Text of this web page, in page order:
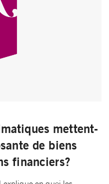
mettent-
de biens
financiers?